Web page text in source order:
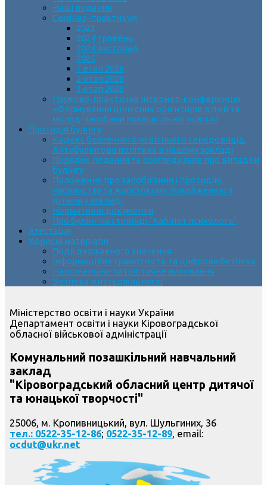
Наші видання
Семінар-практикум
2023
2024 травень
2024 листопад
2025
1 етап 2026
2 етап 2026
3 етап 2026
Науково-практична інтернет-конференція
«Формування ціннісних орієнтирів дітей та
молоді засобами позашкільної освіти»
Протидія булінгу
Кодекс безпечного освітнього середовища.
Антибулінгова політика в нашому закладі
Порядок подання та розгляду заяв про випадки
булінгу
Положення про запобігання і протидію
насильству та жорстокому поводженню з
дітьми у закладі
Нормативні документи
Про булінг на сторінці “Кабінет психолога”
Атестація
Корисні матеріали
Події державного значення
Інформаційна грамотність та цифрова безпека
Національно-патріотичне виховання
Безпека життєдіяльності
Міністерство освіти і науки України
Департамент освіти і науки Кіровоградської
обласної військової адміністрації
Комунальний позашкільний навчальний
заклад
"Кіровоградський обласний центр дитячої
та юнацької творчості"
25006, м. Кропивницький, вул. Шульгиних, 36
тел.: 0522-35-12-86; 0522-35-12-89, email:
ocdut@ukr.net